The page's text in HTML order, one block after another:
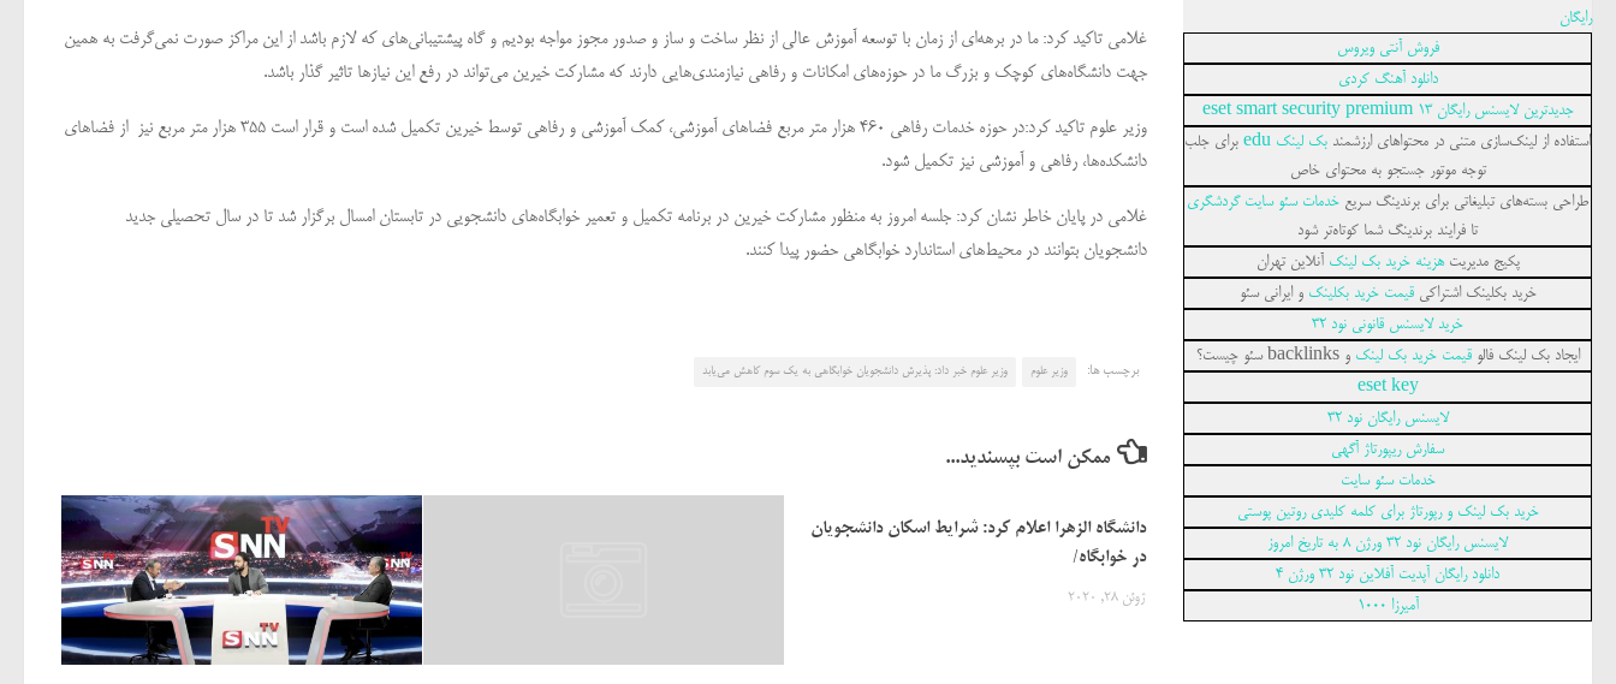
غلامی تاکید کرد: ما در برهه‌ای از زمان با توسعه آموزش عالی از نظر ساخت و ساز و صدور مجوز مواجه بودیم و گاه پیشتیبانی‌های که لازم باشد از این مراکز صورت نمی‌گرفت به همین
جهت دانشگاه‌های کوچک و بزرگ ما در حوزه‌های امکانات و رفاهی نیازمندی‌هایی دارند که مشارکت خیرین می‌تواند در رفع این نیازها تاثیر گذار باشد.
وزیر علوم تاکید کرد:در حوزه خدمات رفاهی 460 هزار متر مربع فضاهای آموزشی، کمک آموزشی و رفاهی توسط خیرین تکمیل شده است و قرار است 355 هزار متر مربع نیز از فضاهای
دانشکده‌ها، رفاهی و آموزشی نیز تکمیل شود.
غلامی در پایان خاطر نشان کرد: جلسه امروز به منظور مشارکت خیرین در برنامه تکمیل و تعمیر خوابگاه‌های دانشجویی در تابستان امسال برگزار شد تا در سال تحصیلی جدید
دانشجویان بتوانند در محیط‌های استاندارد خوابگاهی حضور پیدا کنند.
برچسب ها: وزیر علوم وزیر علوم خبر داد: پذیرش دانشجویان خوابگاهی به یک سوم کاهش می‌یابد
ممکن است بپسندید...
دانشگاه الزهرا اعلام کرد: شرایط اسکان دانشجویان
در خوابگاه/
ژوئن 28, 2020
رایگان
فروش آنتی ویروس
دانلود آهنگ کردی
جدیدترین لایسنس رایگان eset smart security premium 13
استفاده از لینک‌سازی متنی در محتواهای ارزشمند بک لینک edu
برای جلب
توجه موتور جستجو به محتوای خاص
طراحی بسته‌های تبلیغاتی برای برندینگ سریع خدمات سئو سایت گردشگری
تا فرایند برندینگ شما کوتاه‌تر شود
پکیج مدیریتهزینه خرید بک لینک آنلاین تهران
خرید بکلینک اشتراکیقیمت خرید بکلینک و ایرانی سئو
خرید لایسنس قانونی نود 32
ایجاد بک لینک فالوقیمت خرید بک لینک و backlinks سئو چیست؟
eset key
لایسنس رایگان نود 32
سفارش ریپورتاژ آگهی
خدمات سئو سایت
خرید بک لینک و رپورتاژ برای کلمه کلیدی روتین پوستی
لایسنس رایگان نود 32 ورژن 8 به تاریخ امروز
دانلود رایگان آپدیت آفلاین نود 32 ورژن 4
آمیرزا ۱۰۰۰